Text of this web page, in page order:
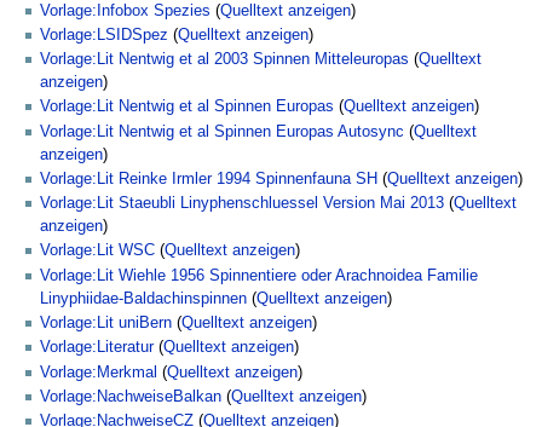
Vorlage:Infobox Spezies (Quelltext anzeigen)
Vorlage:LSIDSpez (Quelltext anzeigen)
Vorlage:Lit Nentwig et al 2003 Spinnen Mitteleuropas (Quelltext
anzeigen)
Vorlage:Lit Nentwig et al Spinnen Europas (Quelltext anzeigen)
Vorlage:Lit Nentwig et al Spinnen Europas Autosync (Quelltext
anzeigen)
Vorlage:Lit Reinke Irmler 1994 Spinnenfauna SH (Quelltext anzeigen)
Vorlage:Lit Staeubli Linyphenschluessel Version Mai 2013 (Quelltext
anzeigen)
Vorlage:Lit WSC (Quelltext anzeigen)
Vorlage:Lit Wiehle 1956 Spinnentiere oder Arachnoidea Familie
Linyphiidae-Baldachinspinnen (Quelltext anzeigen)
Vorlage:Lit uniBern (Quelltext anzeigen)
Vorlage:Literatur(Quelltext anzeigen)
Vorlage:Merkmal (Quelltext anzeigen)
Vorlage:NachweiseBalkan (Quelltext anzeigen)
Vorlage:NachweiseCZ (Quelltext anzeigen)